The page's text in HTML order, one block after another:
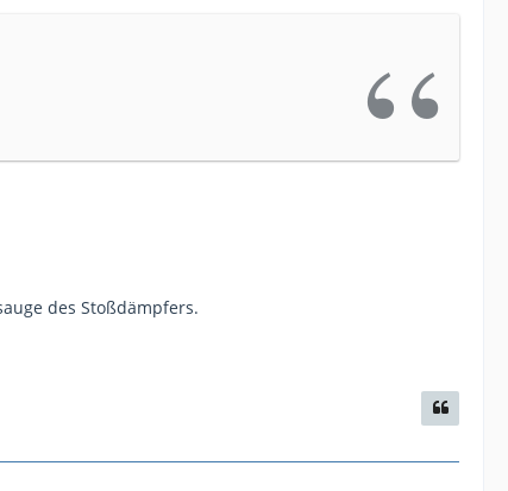
des Stoßdämpfers.